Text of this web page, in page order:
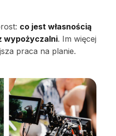
co jest własnością
wypożyczalni. Im więcej
praca na planie.